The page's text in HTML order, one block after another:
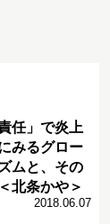
任」で炎上
みるグロー
ムと、その
北条かや＞
2018.06.07